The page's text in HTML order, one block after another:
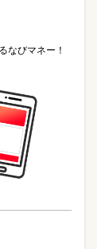
なびマネー！